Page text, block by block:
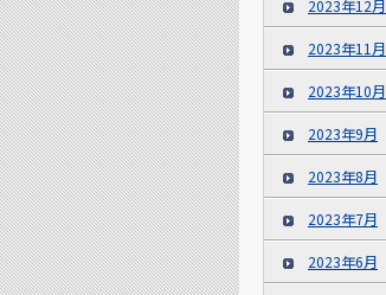
2023年12月
2023年11月
2023年10月
2023年9月
2023年8月
2023年7月
2023年6月